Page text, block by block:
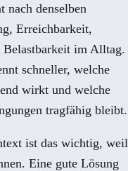
nach denselben
Erreichbarkeit,
im Alltag.
schneller, welche
wirkt und welche
tragfähig bleibt.
ist das wichtig, weil
Eine gute Lösung